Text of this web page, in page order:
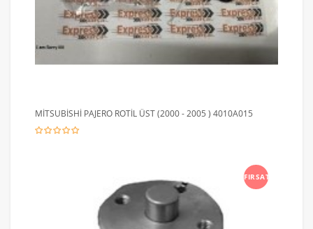
MİTSUBİSHİ PAJERO ROTİL ÜST (2000 - 2005 ) 4010A015
FIRSAT